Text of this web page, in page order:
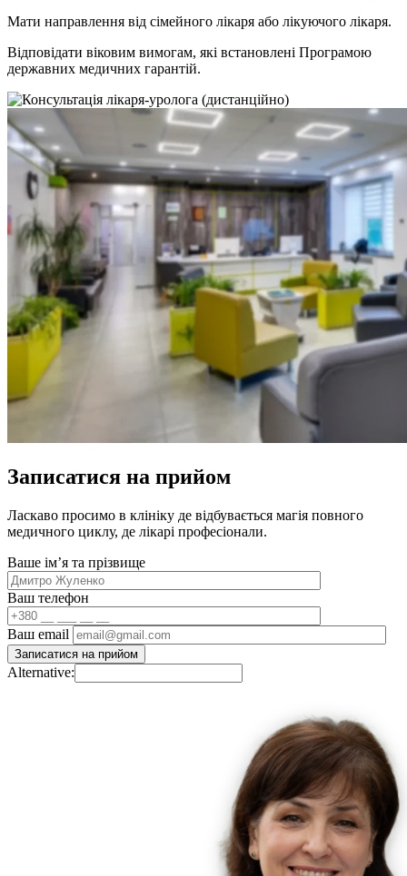
Мати направлення від сімейного лікаря або лікуючого лікаря.
Відповідати віковим вимогам, які встановлені Програмою
державних медичних гарантій.
Записатися на прийом
Ласкаво просимо в клініку де відбувається магія повного
медичного циклу, де лікарі професіонали.
Ваше імʼя та прізвище
Ваш телефон
Ваш email
Alternative: